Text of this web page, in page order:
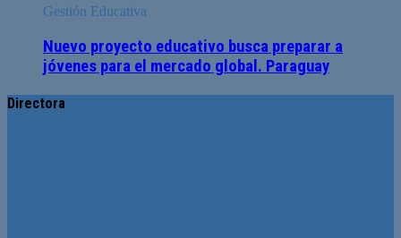
Gestión Educativa
Nuevo proyecto educativo busca preparar a
jóvenes para el mercado global. Paraguay
Directora